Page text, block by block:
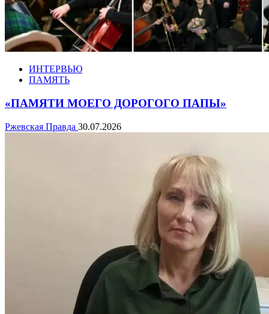
ИНТЕРВЬЮ
ПАМЯТЬ
«ПАМЯТИ МОЕГО ДОРОГОГО ПАПЫ»
Ржевская Правда 30.07.2026